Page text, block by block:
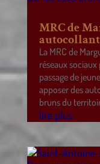
MRC de
La MRC de
réseaux
passage de
apposer des
bruns du
lire plus